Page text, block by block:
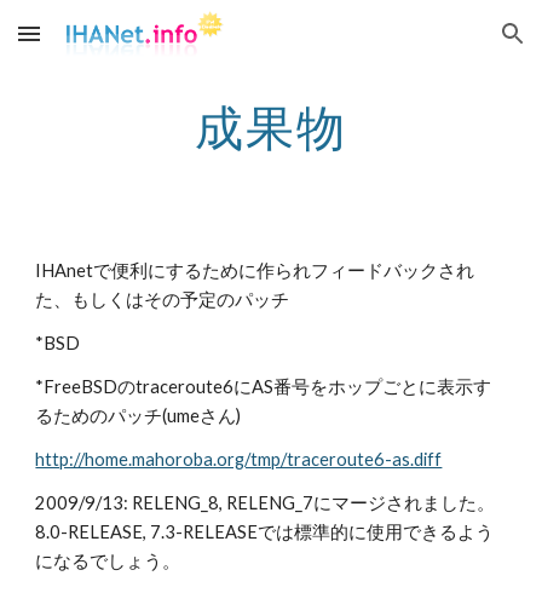
Skip to main content Skip to navigation
成果物
IHAnetで便利にするために作られフィードバックされ
た、もしくはその予定のパッチ
*BSD
*FreeBSDのtraceroute6にAS番号をホップごとに表示す
るためのパッチ(umeさん)
http://home.mahoroba.org/tmp/traceroute6-as.diff
2009/9/13: RELENG_8, RELENG_7にマージされました。
8.0-RELEASE, 7.3-RELEASEでは標準的に使用できるよう
になるでしょう。